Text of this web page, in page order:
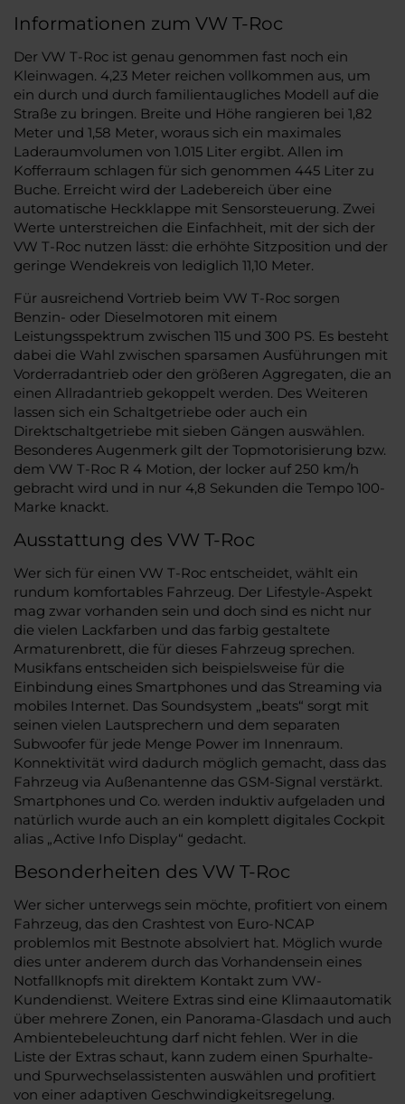
Informationen zum VW T-Roc
Der VW T-Roc ist genau genommen fast noch ein
Kleinwagen. 4,23 Meter reichen vollkommen aus, um
ein durch und durch familientaugliches Modell auf die
Straße zu bringen. Breite und Höhe rangieren bei 1,82
Meter und 1,58 Meter, woraus sich ein maximales
Laderaumvolumen von 1.015 Liter ergibt. Allen im
Kofferraum schlagen für sich genommen 445 Liter zu
Buche. Erreicht wird der Ladebereich über eine
automatische Heckklappe mit Sensorsteuerung. Zwei
Werte unterstreichen die Einfachheit, mit der sich der
VW T-Roc nutzen lässt: die erhöhte Sitzposition und der
geringe Wendekreis von lediglich 11,10 Meter.
Für ausreichend Vortrieb beim VW T-Roc sorgen
Benzin- oder Dieselmotoren mit einem
Leistungsspektrum zwischen 115 und 300 PS. Es besteht
dabei die Wahl zwischen sparsamen Ausführungen mit
Vorderradantrieb oder den größeren Aggregaten, die an
einen Allradantrieb gekoppelt werden. Des Weiteren
lassen sich ein Schaltgetriebe oder auch ein
Direktschaltgetriebe mit sieben Gängen auswählen.
Besonderes Augenmerk gilt der Topmotorisierung bzw.
dem VW T-Roc R 4 Motion, der locker auf 250 km/h
gebracht wird und in nur 4,8 Sekunden die Tempo 100-
Marke knackt.
Ausstattung des VW T-Roc
Wer sich für einen VW T-Roc entscheidet, wählt ein
rundum komfortables Fahrzeug. Der Lifestyle-Aspekt
mag zwar vorhanden sein und doch sind es nicht nur
die vielen Lackfarben und das farbig gestaltete
Armaturenbrett, die für dieses Fahrzeug sprechen.
Musikfans entscheiden sich beispielsweise für die
Einbindung eines Smartphones und das Streaming via
mobiles Internet. Das Soundsystem „beats“ sorgt mit
seinen vielen Lautsprechern und dem separaten
Subwoofer für jede Menge Power im Innenraum.
Konnektivität wird dadurch möglich gemacht, dass das
Fahrzeug via Außenantenne das GSM-Signal verstärkt.
Smartphones und Co. werden induktiv aufgeladen und
natürlich wurde auch an ein komplett digitales Cockpit
alias „Active Info Display“ gedacht.
Besonderheiten des VW T-Roc
Wer sicher unterwegs sein möchte, profitiert von einem
Fahrzeug, das den Crashtest von Euro-NCAP
problemlos mit Bestnote absolviert hat. Möglich wurde
dies unter anderem durch das Vorhandensein eines
Notfallknopfs mit direktem Kontakt zum VW-
Kundendienst. Weitere Extras sind eine Klimaautomatik
über mehrere Zonen, ein Panorama-Glasdach und auch
Ambientebeleuchtung darf nicht fehlen. Wer in die
Liste der Extras schaut, kann zudem einen Spurhalte-
und Spurwechselassistenten auswählen und profitiert
von einer adaptiven Geschwindigkeitsregelung.